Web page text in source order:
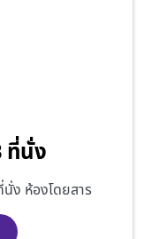
ที่นั่ง
ง ห้องโดยสาร